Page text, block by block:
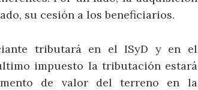
su cesión a los beneficiarios.
tributará en el ISyD y en el
impuesto la tributación estará
de valor del terreno en la